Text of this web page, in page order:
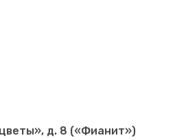
д. 8 («Фианит»)